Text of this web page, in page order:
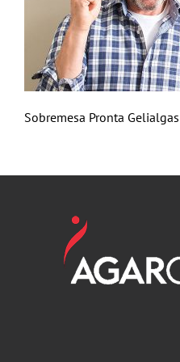
Sobremesa Pronta Gelialgas